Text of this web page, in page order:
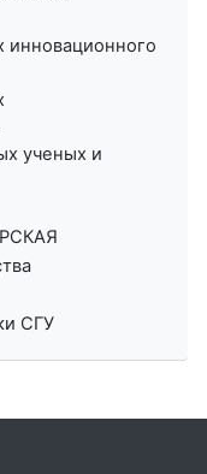
инновационного
ученых и
СГУ